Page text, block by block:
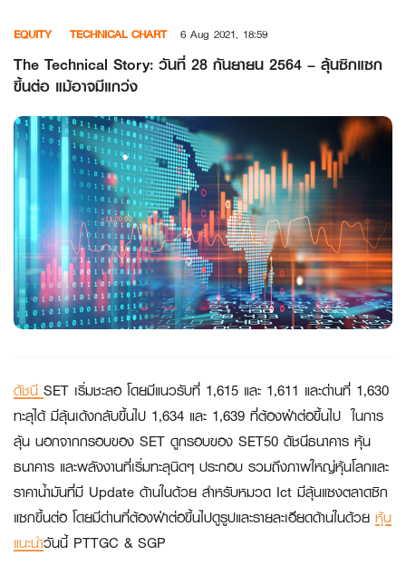
content
EQUITY TECHNICAL CHART 6 Aug 2021, 18:59
The Technical Story: วันที่ 28 กันยายน 2564 – ลุ้นซิกแซก
ขึ้นต่อ แม้อาจมีแกว่ง
ดัชนี SET เริ่มชะลอ โดยมีแนวรับที่ 1,615 และ 1,611 และด่านที่ 1,630
ทะลุได้ มีลุ้นเด้งกลับขึ้นไป 1,634 และ 1,639 ที่ต้องฝ่าต่อขึ้นไป ในการ
ลุ้น นอกจากกรอบของ SET ดูกรอบของ SET50 ดัชนีธนาคาร หุ้น
ธนาคาร และพลังงานที่เริ่มทะลุนิดๆ ประกอบ รวมถึงภาพใหญ่หุ้นโลกและ
ราคาน้ำมันที่มี Update ด้านในด้วย สำหรับหมวด Ict มีลุ้นแซงตลาดซิก
แซกขึ้นต่อ โดยมีด่านที่ต้องฝ่าต่อขึ้นไปดูรูปและรายละเอียดด้านในด้วย หุ้น
แนะนำวันนี้ PTTGC & SGP